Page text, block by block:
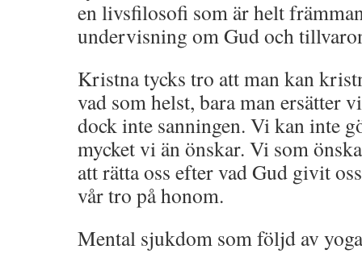
en livsfilosofi som är helt
undervisning om Gud och
Kristna tycks tro att man kan
vad som helst, bara man ersätter
dock inte sanningen. Vi kan inte
mycket vi än önskar. Vi som
att rätta oss efter vad Gud givit
vår tro på honom.
Mental sjukdom som följd av